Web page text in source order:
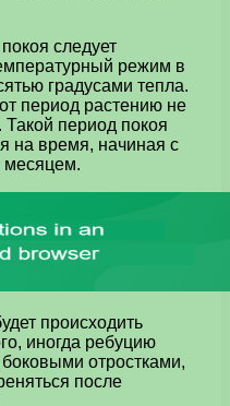
следует
режим в
градусами тепла.
период растению не
Такой период покоя
на время, начиная с
месяцем.
происходить
иногда ребуцию
отростками,
после